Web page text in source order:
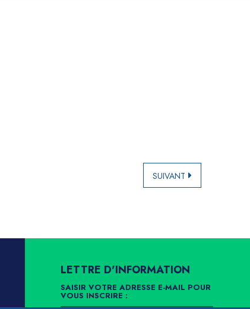
SUIVANT
LETTRE D'INFORMATION
SAISIR VOTRE ADRESSE E-MAIL POUR
VOUS INSCRIRE :